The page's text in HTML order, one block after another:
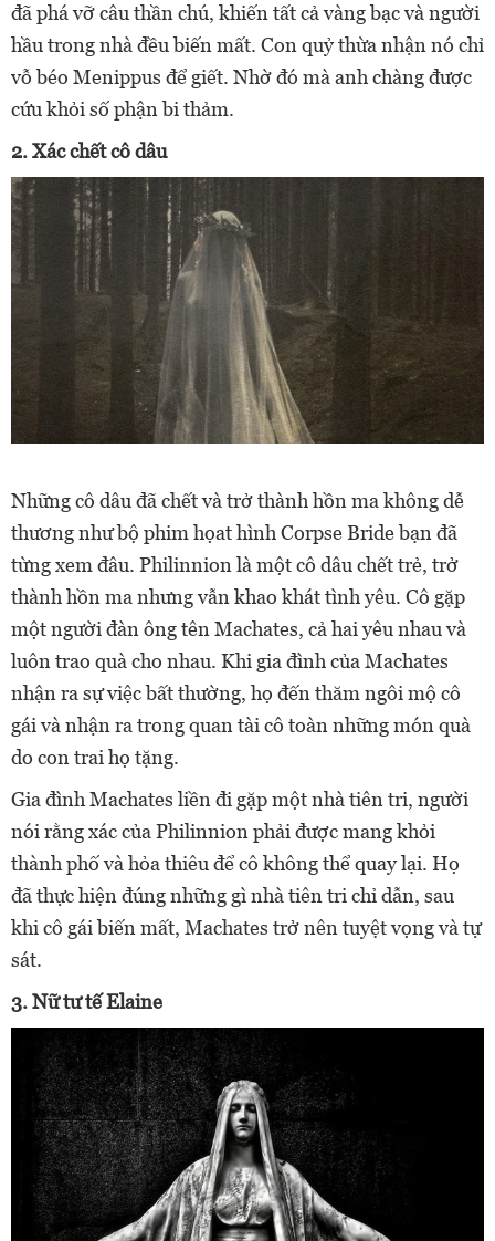
đã phá vỡ câu thần chú, khiến tất cả vàng bạc và người
hầu trong nhà đều biến mất. Con quỷ thừa nhận nó chỉ
vỗ béo Menippus để giết. Nhờ đó mà anh chàng được
cứu khỏi số phận bi thảm.
2. Xác chết cô dâu
Những cô dâu đã chết và trở thành hồn ma không dễ
thương như bộ phim họat hình Corpse Bride bạn đã
từng xem đâu. Philinnion là một cô dâu chết trẻ, trở
thành hồn ma nhưng vẫn khao khát tình yêu. Cô gặp
một người đàn ông tên Machates, cả hai yêu nhau và
luôn trao quà cho nhau. Khi gia đình của Machates
nhận ra sự việc bất thường, họ đến thăm ngôi mộ cô
gái và nhận ra trong quan tài cô toàn những món quà
do con trai họ tặng.
Gia đình Machates liền đi gặp một nhà tiên tri, người
nói rằng xác của Philinnion phải được mang khỏi
thành phố và hỏa thiêu để cô không thể quay lại. Họ
đã thực hiện đúng những gì nhà tiên tri chỉ dẫn, sau
khi cô gái biến mất, Machates trở nên tuyệt vọng và tự
sát.
3. Nữ tư tế Elaine